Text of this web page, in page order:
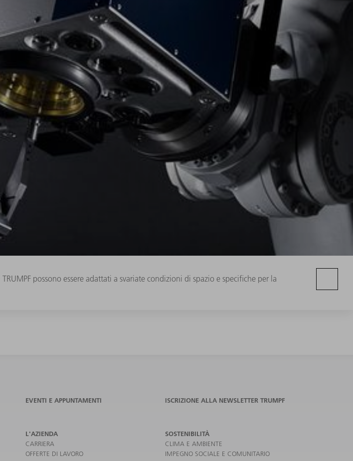
possono essere adattati a svariate condizioni di spazio e specifiche per la
EVENTI E APPUNTAMENTI ISCRIZIONE ALLA NEWSLETTER TRUMPF
L'AZIENDA
CARRIERA
OFFERTE DI LAVORO
SOSTENIBILITÀ
CLIMA E AMBIENTE
IMPEGNO SOCIALE E COMUNITARIO